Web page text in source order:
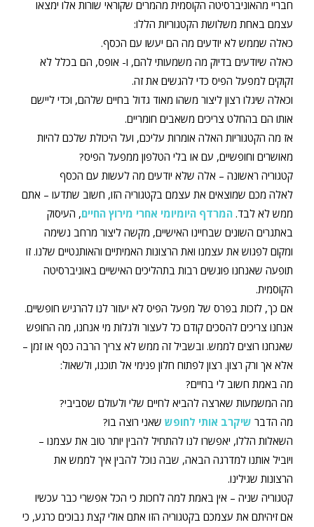
חבריי מהאוניברסיטה הקוסמית מהמרים שקוראי שורות אלו ימצאו
עצמם באחת משלושת הקטגוריות הללו:
כאלה שממש לא יודעים מה הם יעשו עם הכסף.
כאלה שיודעים בדיוק מה משמעותי להם, ו- אופס, הם בכלל לא
זקוקים למפעל הפיס כדי להגשים את זה.
וכאלה שיגלו רצון ליצור משהו מאוד גדול בחיים שלהם, וכדי ליישם
אותו הם בהחלט צריכים משאבים חומריים.
אז מה הקטגוריות האלה אומרות עליכם, ועל היכולת שלכם להיות
מאושרים וחופשיים, עם או בלי הטלפון ממפעל הפיס?
קטגוריה ראשונה – אלה שלא יודעים מה לעשות עם הכסף
לאלה מכם שמוצאים את עצמם בקטגוריה הזו, חשוב שתדעו – אתם
ממש לא לבד. המרדף היומיומי אחרי מירוץ החיים, העיסוק
באתגרים השונים שבחיינו האישיים, מקשה ליצור מרחב נשימה
ומקום לפגוש את עצמנו ואת הרצונות האמיתיים והאותנטיים שלנו. זו
תופעה שאנחנו פוגשים רבות בתהליכים האישיים באוניברסיטה
הקוסמית.
אם כך, לזכות בפרס של מפעל הפיס לא יעזור לנו להרגיש חופשיים.
אנחנו צריכים להסכים קודם כל לעצור ולגלות מי אנחנו, מה החופש
שאנחנו רוצים לממש. ובשביל זה ממש לא צריך הרבה כסף או זמן –
אלא אך ורק רצון. רצון לפתוח חלון פנימי אל תוכנו, ולשאול:
מה באמת חשוב לי בחיים?
מה המשמעות שארצה להביא לחיים שלי ולעולם שסביבי?
מה הדבר שיקרב אותי לחופש שאני רוצה בו?
השאלות הללו, יאפשרו לנו להתחיל להבין יותר טוב את עצמנו –
ויוביל אותנו למדרגה הבאה, שבה נוכל להבין איך לממש את
הרצונות שגילינו.
קטגוריה שניה – אין באמת למה לחכות כי הכל אפשרי כבר עכשיו
אם זיהיתם את עצמכם בקטגוריה הזו אתם אולי קצת נבוכים כרגע, כי